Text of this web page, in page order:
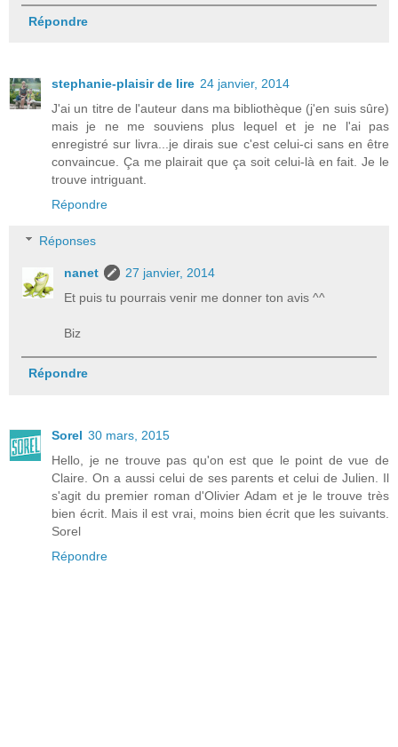
Répondre
stephanie-plaisir de lire 24 janvier, 2014
J'ai un titre de l'auteur dans ma bibliothèque (j'en suis sûre)
mais je ne me souviens plus lequel et je ne l'ai pas
enregistré sur livra...je dirais sue c'est celui-ci sans en être
convaincue. Ça me plairait que ça soit celui-là en fait. Je le
trouve intriguant.
Répondre
Réponses
nanet
27 janvier, 2014
Et puis tu pourrais venir me donner ton avis ^^
Biz
Répondre
Sorel 30 mars, 2015
Hello, je ne trouve pas qu'on est que le point de vue de
Claire. On a aussi celui de ses parents et celui de Julien. Il
s'agit du premier roman d'Olivier Adam et je le trouve très
bien écrit. Mais il est vrai, moins bien écrit que les suivants.
Sorel
Répondre